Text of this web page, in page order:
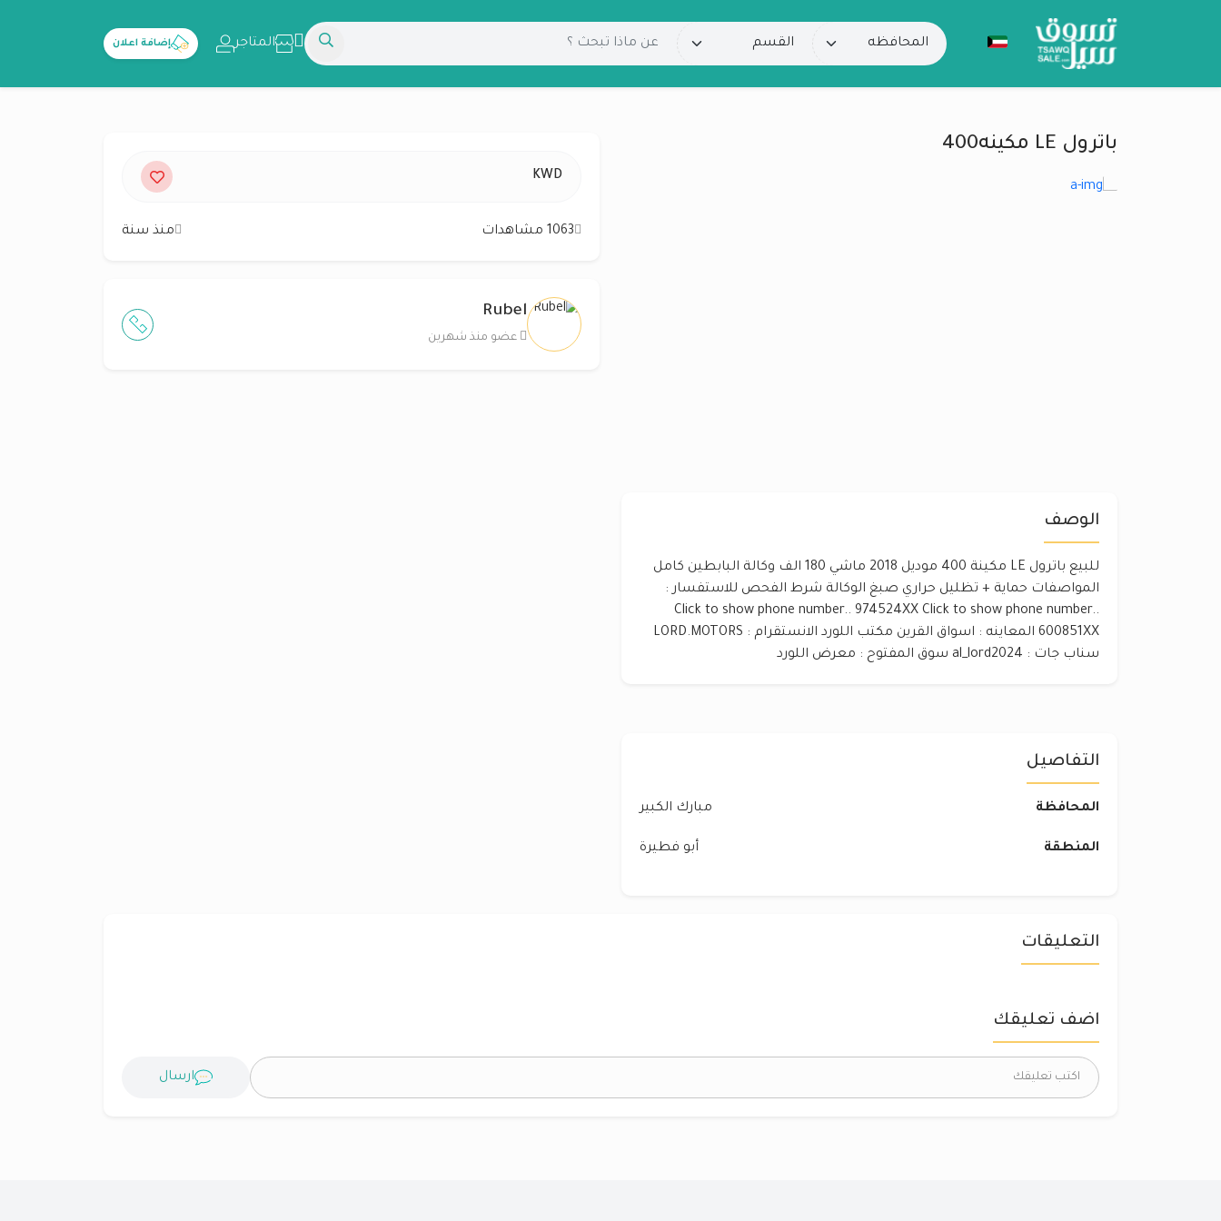
المتاجر إضافة اعلان
باترول LE مكينه400
الوصف
للبيع باترول LE مكينة 400 موديل 2018 ماشي 180 الف وكالة البابطين كامل
المواصفات حماية + تظليل حراري صبغ الوكالة شرط الفحص للاستفسار :
Click to show phone number.. 974524XX Click to show phone number..
600851XX المعاينه : اسواق القرين مكتب اللورد الانستقرام : LORD.MOTORS
سناب جات : al_lord2024 سوق المفتوح : معرض اللورد
KWD
1063 مشاهدات منذ سنة
Rubel
عضو منذ شهرين
التفاصيل
المحافظة مبارك الكبير
المنطقة أبو فطيرة
التعليقات
اضف تعليقك
ارسال